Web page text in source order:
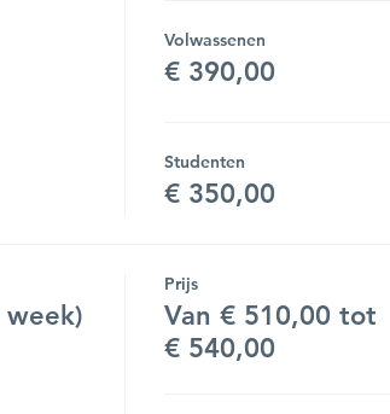
Volwassenen
€ 390,00
Studenten
€ 350,00
Prijs
Van € 510,00 tot
€ 540,00